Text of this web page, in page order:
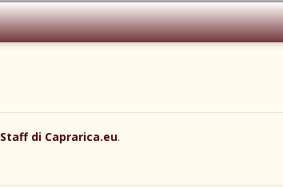
Staff di Caprarica.eu.